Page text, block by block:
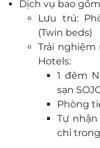
như: Lounge
khu giặt sấy,
mái tận hưởng.
Quầy bar
SOJO, là sự
thông minh,
việc sáng tạo
Bên cạnh đó,
địa phương
những món
Dịch vụ bao
Lưu trú:
(Twin beds)
Trải nghiệm
Hotels:
1 đêm
sạn
Phòng
Tự
chỉ